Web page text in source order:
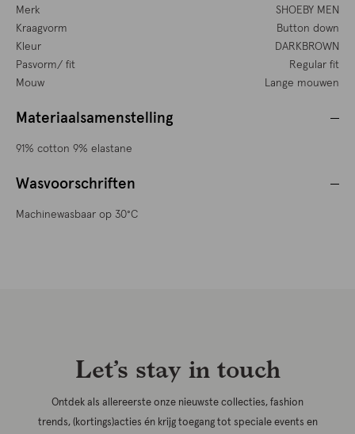
Merk
SHOEBY MEN
Kraagvorm
Button down
Kleur
DARKBROWN
Pasvorm/ fit
Regular fit
Mouw
Lange mouwen
Materiaalsamenstelling
91% cotton 9% elastane
Wasvoorschriften
Machinewasbaar op 30°C
Let’s stay in touch
Ontdek als allereerste onze nieuwste collecties, fashion
trends, (kortings)acties én krijg toegang tot speciale events en